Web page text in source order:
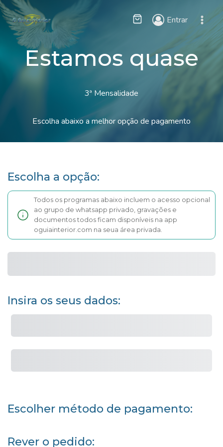
Skip
to
content
Entrar
Estamos quase
3ª Mensalidade
Escolha abaixo a melhor opção de pagamento
Escolha a opção:
Todos os programas abaixo incluem o acesso opcional
ao grupo de whatsapp privado, gravações e
documentos todos ficam disponíveis na app
oguiainterior.com na seua área privada.
Insira os seus dados:
Escolher método de pagamento:
Rever o pedido: